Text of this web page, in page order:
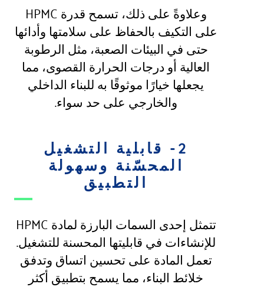
وعلاوةً على ذلك، تسمح قدرة HPMC
على التكيف بالحفاظ على سلامتها وأدائها
حتى في البيئات الصعبة، مثل الرطوبة
العالية أو درجات الحرارة القصوى، مما
يجعلها خيارًا موثوقًا به للبناء الداخلي
والخارجي على حد سواء.
2- قابلية التشغيل
المحسّنة وسهولة
التطبيق
تتمثل إحدى السمات البارزة لمادة HPMC
للإنشاءات في قابليتها المحسنة للتشغيل.
تعمل المادة على تحسين اتساق وتدفق
خلائط البناء، مما يسمح بتطبيق أكثر